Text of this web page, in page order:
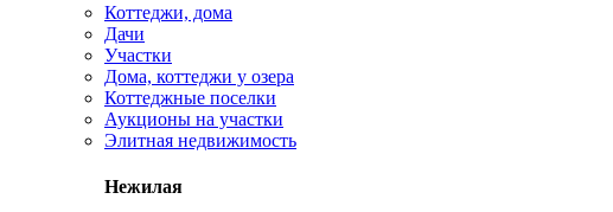
Коттеджи, дома
Дачи
Участки
Дома, коттеджи у озера
Коттеджные поселки
Аукционы на участки
Элитная недвижимость
Нежилая